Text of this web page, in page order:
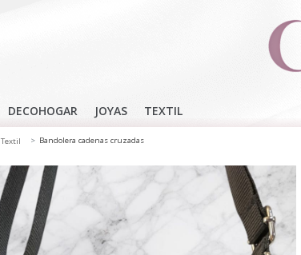
DECOHOGAR JOYAS TEXTIL
Textil Bandolera cadenas cruzadas